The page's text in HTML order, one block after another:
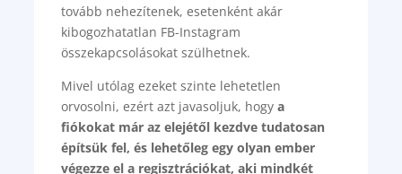
tovább nehezítenek, esetenként akár
kibogozhatatlan FB-Instagram
összekapcsolásokat szülhetnek.
Mivel utólag ezeket szinte lehetetlen
orvosolni, ezért azt javasoljuk, hogya
fiókokat már az elejétől kezdve tudatosan
építsük fel, és lehetőleg egy olyan ember
végezze el a regisztrációkat, aki mindkét